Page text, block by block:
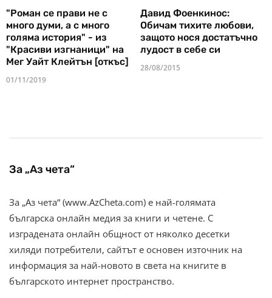
"Роман се прави не с
много думи, а с много
голяма история" - из
"Красиви изгнаници" на
Мег Уайт Клейтън [откъс]
01/11/2019
Давид Фоенкинос:
Обичам тихите любови,
защото нося достатъчно
лудост в себе си
28/08/2015
За „Аз чета“
За „Аз чета“ (www.AzCheta.com) е най-голямата
българска онлайн медия за книги и четене. С
изградената онлайн общност от няколко десетки
хиляди потребители, сайтът е основен източник на
информация за най-новото в света на книгите в
българското интернет пространство.